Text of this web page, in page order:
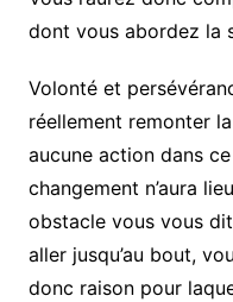
dont vous abordez la
Volonté et
réellement remonter
aucune action dans
changement n’aura
obstacle vous vous
aller jusqu’au bout,
donc raison pour